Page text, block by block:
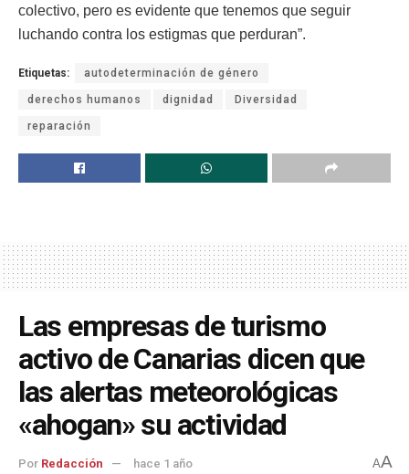
colectivo, pero es evidente que tenemos que seguir
luchando contra los estigmas que perduran”.
Etiquetas: autodeterminación de género
derechos humanos dignidad Diversidad
reparación
Las empresas de turismo
activo de Canarias dicen que
las alertas meteorológicas
«ahogan» su actividad
Por Redacción hace 1 año AA